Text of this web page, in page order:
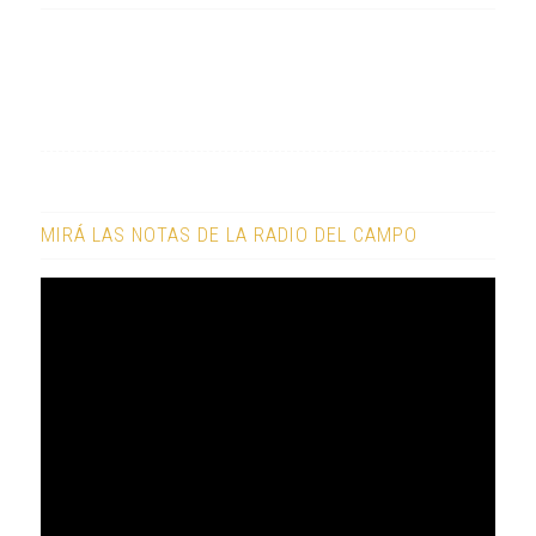
MIRÁ LAS NOTAS DE LA RADIO DEL CAMPO